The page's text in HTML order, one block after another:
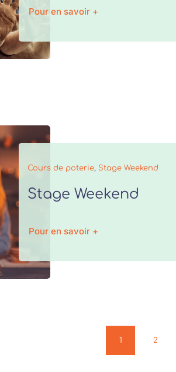
Pour en savoir +
Cours de poterie, Stage Weekend
Stage Weekend
Pour en savoir +
1 2